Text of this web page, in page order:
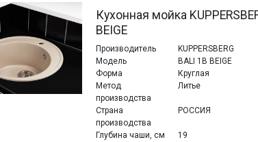
Кухонная мойка
BEIGE
Производитель
KUPPERSBERG
Модель
BALI 1B BEIGE
Форма
Круглая
Метод
производства
Литье
Страна
производства
РОССИЯ
Глубина чаши, см
19